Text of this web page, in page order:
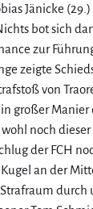
Jänicke
bot sich
zur
zeigte
von
großer Manier
noch dieser
der FCH
an der
durch